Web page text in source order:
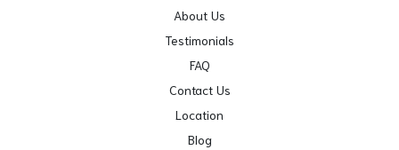
About Us
Testimonials
FAQ
Contact Us
Location
Blog